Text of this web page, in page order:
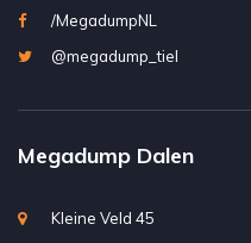
/MegadumpNL
@megadump_tiel
Megadump Dalen
Kleine Veld 45